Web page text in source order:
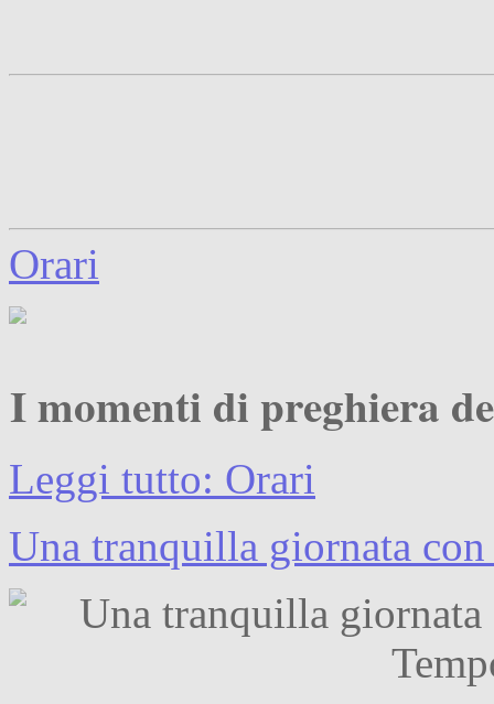
Orari
I momenti di preghiera
Leggi tutto: Orari
Una tranquilla giornata con